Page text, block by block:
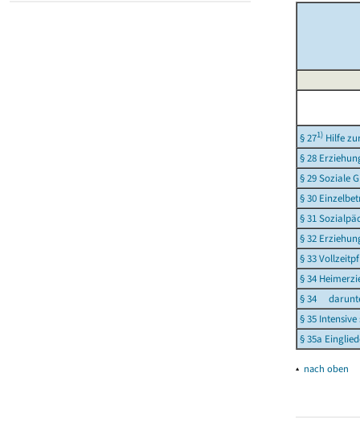
§ 271) Hilfe
§ 28
§ 29 Soziale
§ 30
§ 31
§ 32
§ 33
§ 34
§ 34
§ 35
§ 35a
▴ nach oben